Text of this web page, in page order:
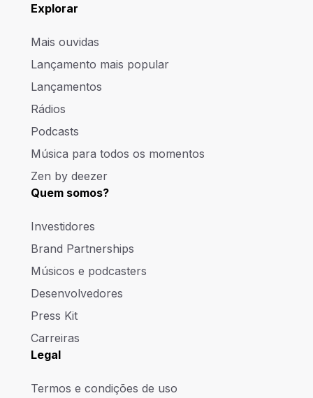
Explorar
Mais ouvidas
Lançamento mais popular
Lançamentos
Rádios
Podcasts
Música para todos os momentos
Zen by deezer
Quem somos?
Investidores
Brand Partnerships
Músicos e podcasters
Desenvolvedores
Press Kit
Carreiras
Legal
Termos e condições de uso